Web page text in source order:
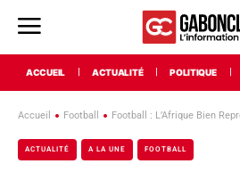
ACCUEIL ACTUALITÉ POLITIQUE
Accueil Football Football : L’Afrique Bien
ACTUALITÉ A LA UNE FOOTBALL